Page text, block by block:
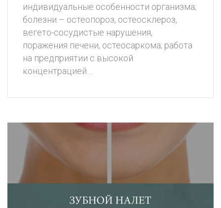
индивидуальные особенности организма;
болезни – остеопороз, остеосклероз,
вегето-сосудистые нарушения,
поражения печени, остеосаркома; работа
на предприятии с высокой
концентрацией…